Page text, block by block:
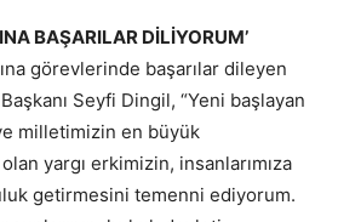
BAŞARILAR DİLİYORUM’
görevlerinde başarılar dileyen
Seyfi Dingil, “Yeni başlayan
milletimizin en büyük
yargı erkimizin, insanlarımıza
getirmesini temenni ediyorum.